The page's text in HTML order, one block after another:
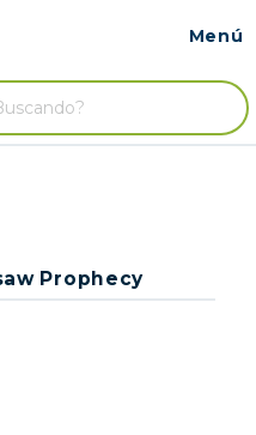
Menú
Prophecy